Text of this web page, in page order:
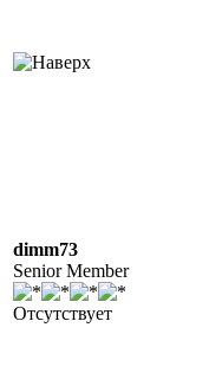
dimm73
Senior Member
Отсутствует